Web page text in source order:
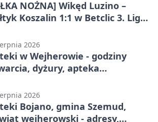
NOŻNA] Wikęd Luzino –
Koszalin 1:1 w Betclic 3. Liga
punkt w 90. minucie
2026
w Wejherowie - godziny
dyżury, apteka
2026
Bojano, gmina Szemud,
wejherowski - adresy,